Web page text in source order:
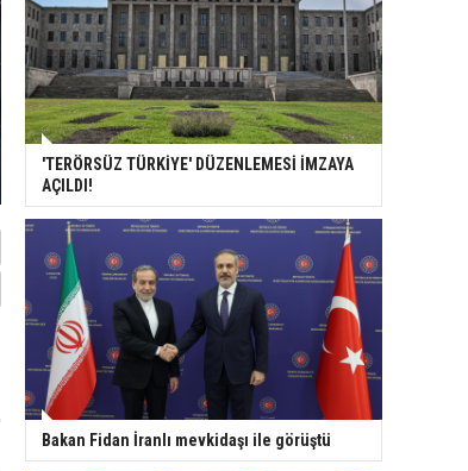
'TERÖRSÜZ TÜRKİYE' DÜZENLEMESİ İMZAYA
AÇILDI!
Bakan Fidan İranlı mevkidaşı ile görüştü